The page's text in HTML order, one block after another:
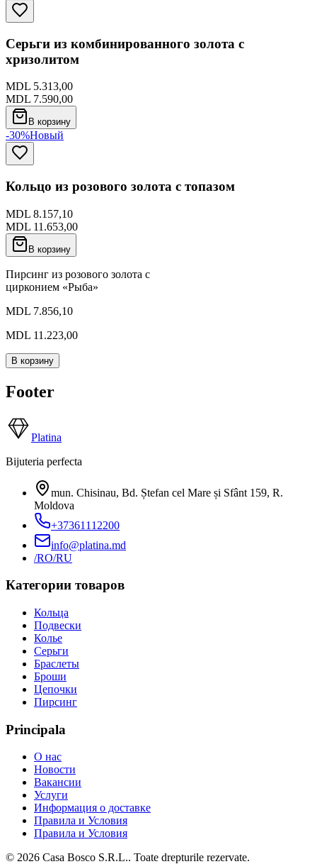
Серьги из комбинированного золота с
хризолитом
MDL 5.313,00
MDL 7.590,00
В корзину
-30%Новый
Кольцо из розового золота с топазом
MDL 8.157,10
MDL 11.653,00
В корзину
Пирсинг из розового золота с
цирконием «Рыба»
MDL 7.856,10
MDL 11.223,00
В корзину
Footer
Platina
Bijuteria perfecta
mun. Chisinau, Bd. Ștefan cel Mare și Sfânt 159, R.
Moldova
+37361112200
info@platina.md
/RO/RU
Категории товаров
Кольца
Подвески
Колье
Серьги
Браслеты
Броши
Цепочки
Пирсинг
Principala
О нас
Новости
Вакансии
Услуги
Информация о доставке
Правила и Условия
Правила и Условия
© 2026 Casa Bosco S.R.L.. Toate drepturile rezervate.